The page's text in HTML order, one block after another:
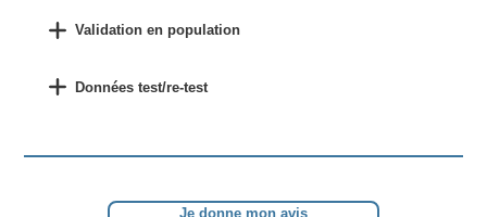
Validation en population
Données test/re-test
Je donne mon avis